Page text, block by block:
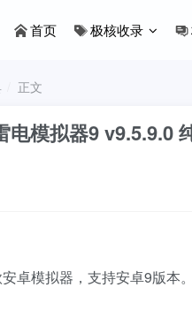
首页 极核收录
正文
电模拟器9 v9.5.9.0
卓模拟器，支持安卓9版本